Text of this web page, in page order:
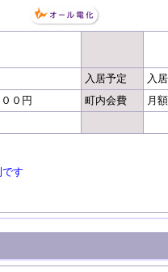
入居予定
入
０円 町内会費
月
す